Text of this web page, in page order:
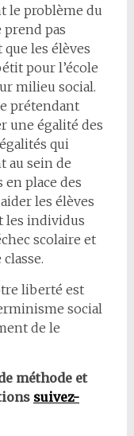
le problème du
pas
les élèves
pour l’école
milieu social.
prétendant
une égalité des
qui
au sein de
en place des
les élèves
les individus
scolaire et
liberté est
social
de le
méthode et
suivez-